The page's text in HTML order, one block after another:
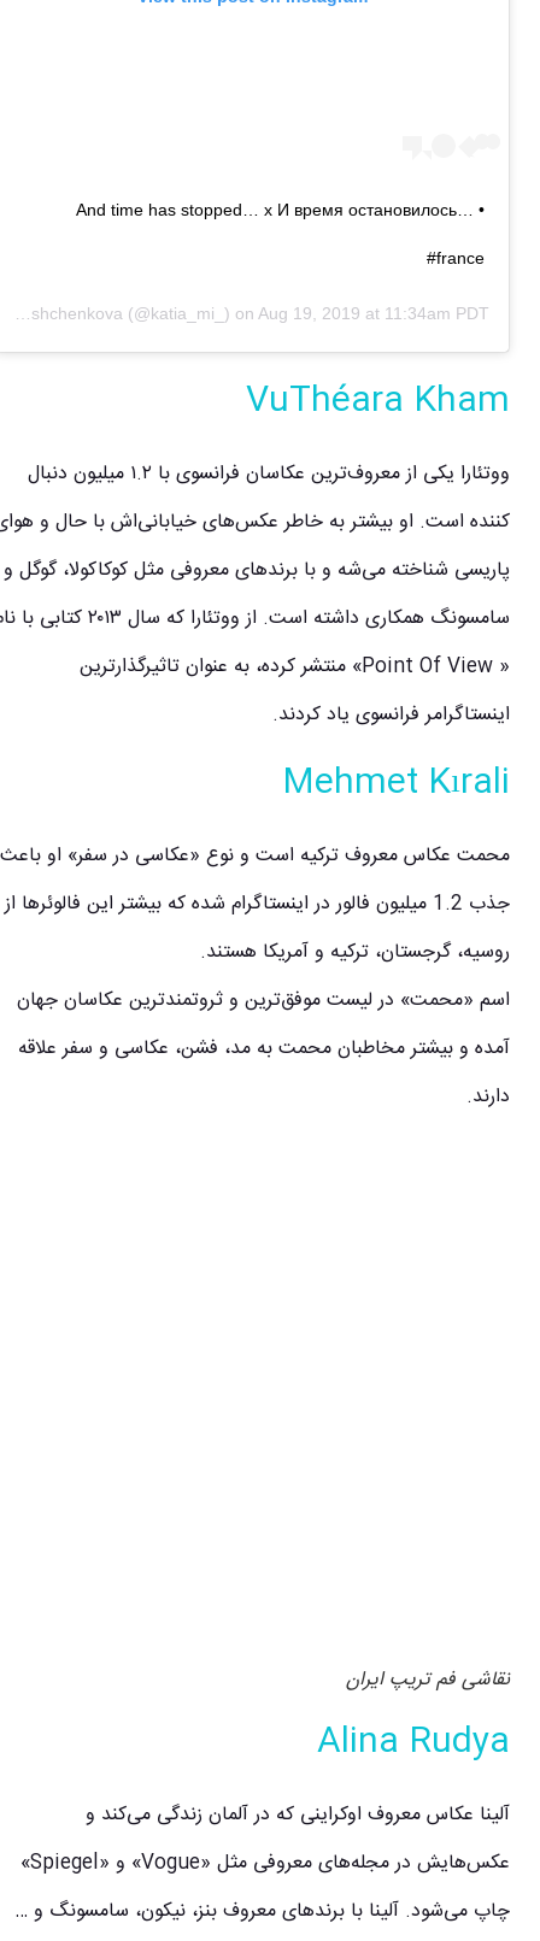
And time has stopped… x И время остановилось… •
#france
Ekaterina Mishchenkova (@katia_mi_) onAug 19, 2019 at 11:34am PDT
VuThéara Kham
ووتئارا یکی از معروف‌ترین عکاسان فرانسوی با ۱.۲ میلیون دنبال
کننده ا‌ست. او بیشتر به خاطر عکس‌های خیابانی‌اش با حال و هوای
پاریسی شناخته می‌شه و با برند‌های معروفی مثل کوکاکولا، گوگل و
سامسونگ همکاری داشته است. از ووتئارا که سال ۲۰۱۳ کتابی با نام
« Point Of View» منتشر کرده، به عنوان تاثیرگذارترین
اینستاگرامر فرانسوی یاد کردند.
Mehmet Kırali
محمت عکاس معروف ترکیه است و نوع «عکاسی در سفر» او باعث
جذب 1.2 میلیون فالور در اینستاگرام شده که بیشتر این فالوئرها از
روسیه، گرجستان، ترکیه و آمریکا هستند.
اسم «محمت» در لیست موفق‌ترین و ثروتمندترین عکاسان جهان
آمده و بیشتر مخاطبان محمت به مد، فشن، عکاسی و سفر علاقه‌
دارند.
نقاشی فم تریپ ایران
Alina Rudya
آلینا عکاس معروف اوکراینی که در آلمان زندگی می‌کند و
عکس‌هایش در مجله‌های معروفی مثل «Vogue» و «Spiegel»
چاپ می‌شود. آلینا با برندهای معروف بنز، نیکون، سامسونگ و …